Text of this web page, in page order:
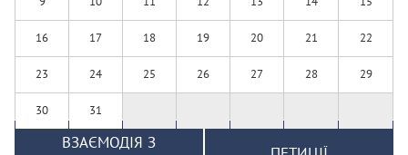
16 17 18 19 20 21 22
23 24 25 26 27 28 29
30 31
ВЗАЄМОДІЯ З